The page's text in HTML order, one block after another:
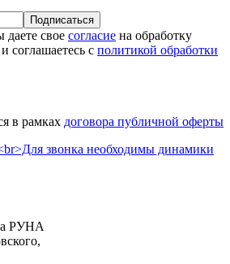
Подписаться
свое согласие на обработку
соглашаетесь с политикой обработки
в рамках договора публичной оферты
РУНА